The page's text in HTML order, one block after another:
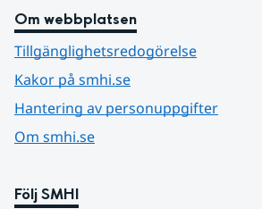
Om webbplatsen
Tillgänglighetsredogörelse
Kakor på smhi.se
Hantering av personuppgifter
Om smhi.se
Följ SMHI